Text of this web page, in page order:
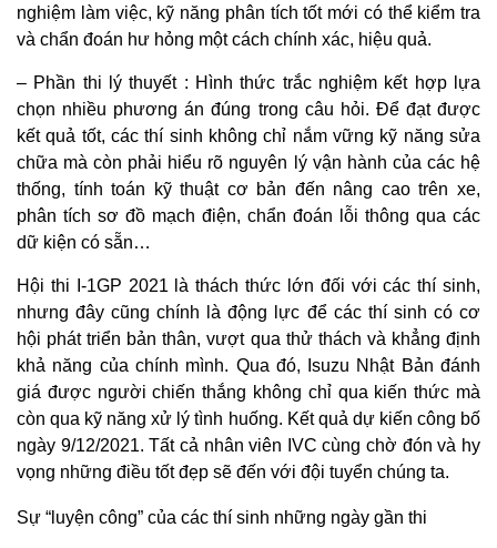
nghiệm làm việc, kỹ năng phân tích tốt mới có thể kiểm tra
và chẩn đoán hư hỏng một cách chính xác, hiệu quả.
– Phần thi lý thuyết : Hình thức trắc nghiệm kết hợp lựa
chọn nhiều phương án đúng trong câu hỏi. Để đạt được
kết quả tốt, các thí sinh không chỉ nắm vững kỹ năng sửa
chữa mà còn phải hiểu rõ nguyên lý vận hành của các hệ
thống, tính toán kỹ thuật cơ bản đến nâng cao trên xe,
phân tích sơ đồ mạch điện, chẩn đoán lỗi thông qua các
dữ kiện có sẵn…
Hội thi I-1GP 2021 là thách thức lớn đối với các thí sinh,
nhưng đây cũng chính là động lực để các thí sinh có cơ
hội phát triển bản thân, vượt qua thử thách và khẳng định
khả năng của chính mình. Qua đó, Isuzu Nhật Bản đánh
giá được người chiến thắng không chỉ qua kiến thức mà
còn qua kỹ năng xử lý tình huống. Kết quả dự kiến công bố
ngày 9/12/2021. Tất cả nhân viên IVC cùng chờ đón và hy
vọng những điều tốt đẹp sẽ đến với đội tuyển chúng ta.
Sự “luyện công” của các thí sinh những ngày gần thi